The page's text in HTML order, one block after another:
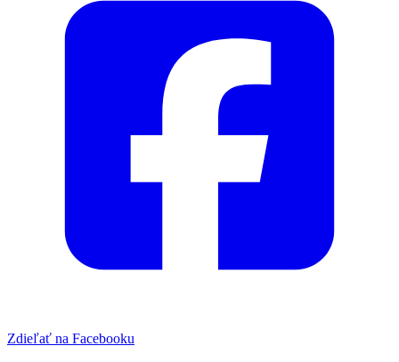
Zdieľať na Facebooku